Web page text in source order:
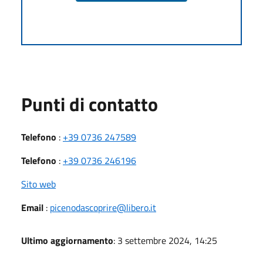
Punti di contatto
Telefono : +39 0736 247589
Telefono : +39 0736 246196
Sito web
Email : picenodascoprire@libero.it
Ultimo aggiornamento: 3 settembre 2024, 14:25